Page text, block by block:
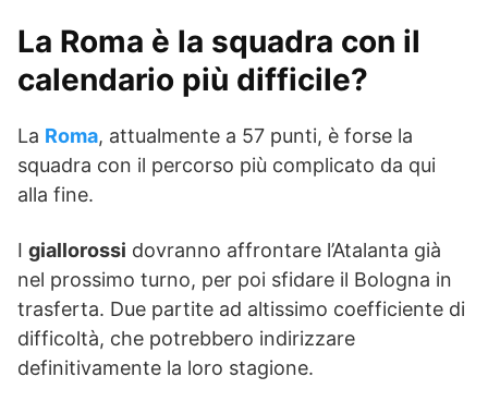
La Roma è la squadra con il
calendario più difficile?
La Roma, attualmente a 57 punti, è forse la
squadra con il percorso più complicato da qui
alla fine.
I giallorossi dovranno affrontare l’Atalanta già
nel prossimo turno, per poi sfidare il Bologna in
trasferta. Due partite ad altissimo coefficiente di
difficoltà, che potrebbero indirizzare
definitivamente la loro stagione.